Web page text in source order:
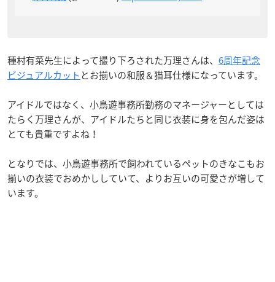
種村有菜先生によって撮り下ろされた万理さんは、 6周年記念
ビジュアルカットとお揃いの和服＆猫耳仕様になっています。
アイドルではなく、小鳥遊事務所勤務のマネージャーとしては
たらく万理さんが、アイドルたちと同じ衣装に身を包んだ姿は
とても貴重ですよね！
となりでは、小鳥遊事務所で飼われているペットのきなこもお
揃いの衣装でおめかししていて、よりお互いの可愛さが増して
います。